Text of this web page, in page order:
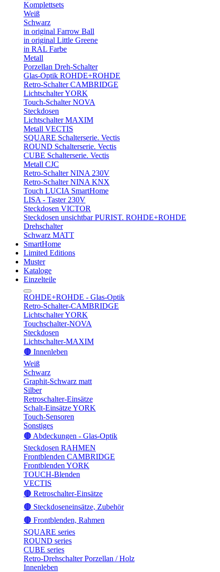
Komplettsets
Weiß
Schwarz
in original Farrow Ball
in original Little Greene
in RAL Farbe
Metall
Porzellan Dreh-Schalter
Glas-Optik ROHDE+ROHDE
Retro-Schalter CAMBRIDGE
Lichtschalter YORK
Touch-Schalter NOVA
Steckdosen
Lichtschalter MAXIM
Metall VECTIS
SQUARE Schalterserie. Vectis
ROUND Schalterserie. Vectis
CUBE Schalterserie. Vectis
Metall CJC
Retro-Schalter NINA 230V
Retro-Schalter NINA KNX
Touch LUCIA SmartHome
LISA - Taster 230V
Steckdosen VICTOR
Steckdosen unsichtbar PURIST. ROHDE+ROHDE
Drehschalter
Schwarz MATT
SmartHome
Limited Editions
Muster
Kataloge
Einzelteile
ROHDE+ROHDE - Glas-Optik
Retro-Schalter-CAMBRIDGE
Lichtschalter YORK
Touchschalter-NOVA
Steckdosen
Lichtschalter-MAXIM
🟤 Innenleben
Weiß
Schwarz
Graphit-Schwarz matt
Silber
Retroschalter-Einsätze
Schalt-Einsätze YORK
Touch-Sensoren
Sonstiges
🟤 Abdeckungen - Glas-Optik
Steckdosen RAHMEN
Frontblenden CAMBRIDGE
Frontblenden YORK
TOUCH-Blenden
VECTIS
🟤 Retroschalter-Einsätze
🟤 Steckdoseneinsätze, Zubehör
🟤 Frontblenden, Rahmen
SQUARE series
ROUND series
CUBE series
Retro-Drehschalter Porzellan / Holz
Innenleben